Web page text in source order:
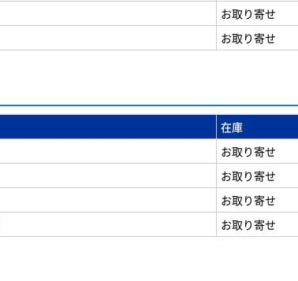
お取り寄せ
お取り寄せ
在庫
お取り寄せ
お取り寄せ
お取り寄せ
お取り寄せ